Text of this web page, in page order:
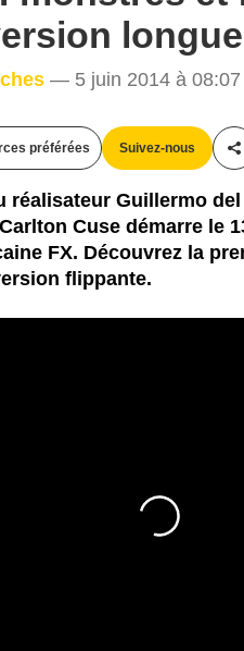
— 5 juin 2014 à 08:07
préférées Suivez-nous
réalisateur Guillermo
Cuse démarre le
FX. Découvrez la
flippante.